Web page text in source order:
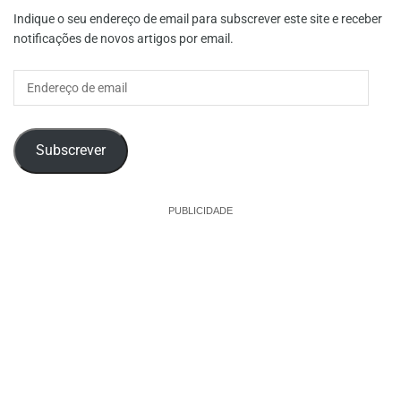
Indique o seu endereço de email para subscrever este site e receber
notificações de novos artigos por email.
Subscrever
PUBLICIDADE